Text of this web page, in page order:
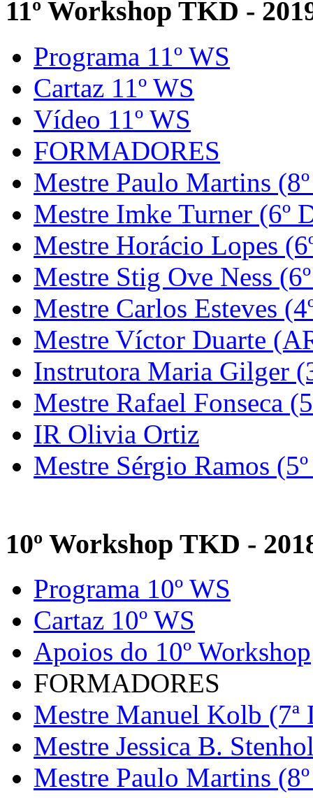
11º Workshop TKD -
Programa 11º WS
Cartaz 11º WS
Vídeo 11º WS
FORMADORES
Mestre Paulo Martins
Mestre Imke Turner (6º
Mestre Horácio Lopes
Mestre Stig Ove Ness
Mestre Carlos Esteves
Mestre Víctor Duarte
Instrutora Maria Gilger
Mestre Rafael Fonseca
IR Olivia Ortiz
Mestre Sérgio Ramos
10º Workshop TKD -
Programa 10º WS
Cartaz 10º WS
Apoios do 10º Workshop
FORMADORES
Mestre Manuel Kolb (7ª
Mestre Jessica B.
Mestre Paulo Martins